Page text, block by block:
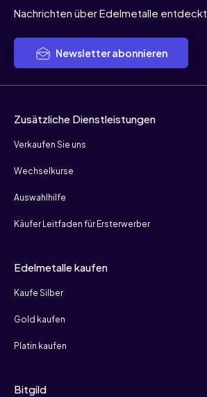
Nachrichten über Edelmetalle entdeckt.
Newsletter abonnieren
Zusätzliche Dienstleistungen
Verkaufen Sie uns
Wechselkurse
Auswahlhilfe
Käufer Leitfaden für Ersterwerber
Edelmetalle kaufen
Kaufe Silber
Gold kaufen
Platin kaufen
Bitgild